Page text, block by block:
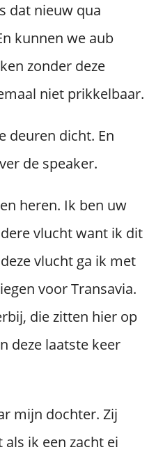
dat nieuw qua
kunnen we aub
zonder deze
niet prikkelbaar.
deuren dicht. En
de speaker.
heren. Ik ben uw
vlucht want ik dit
vlucht ga ik met
voor Transavia.
die zitten hier op
deze laatste keer
mijn dochter. Zij
ik een zacht ei